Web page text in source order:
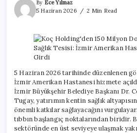
By Ece Yılmaz
5 Haziran 2026
2 Min Read
5 Haziran 2026 tarihinde düzenlenen
İzmir Amerikan Hastanesi hizmete
İzmir Büyükşehir Belediye Başkanı Dr.
Tugay, yatırımın kentin sağlık
önemli katkılar sağlayacağını
tıbbın başlangıç noktalarından biridir.
sektöründe en üst seviyeye ulaşmak